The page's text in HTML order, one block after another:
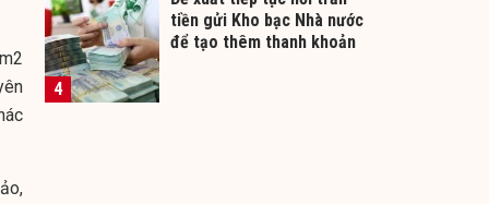
4
tiền gửi Kho bạc Nhà nước
để tạo thêm thanh khoản